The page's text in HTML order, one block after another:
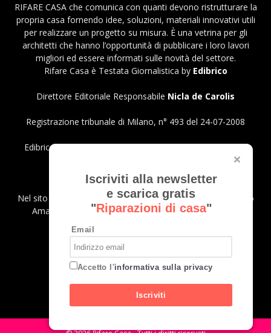
Iscriviti alla newsletter
e scarica gratis
"Riparazioni di casa"
Email
Accetto l'informativa sulla privacy
Iscriviti
RIFARE CASA che comunica con quanti devono ristrutturare la
propria casa fornendo idee, soluzioni, materiali innovativi utili
per realizzare un progetto su misura. È una vetrina per gli
architetti che hanno l’opportunità di pubblicare i loro lavori
migliori ed essere informati sulle novità del settore.
Rifare Casa è Testata Giornalistica by Edibrico
Direttore Editoriale Responsabile Nicla de Carolis
Registrazione tribunale di Milano, n° 493 del 24-07-2008
Edibrico srl - Viale Emilio Caldara, 44 - 20122 Milano P.iva
Privacy Policy
Nel sito sono presenti prodotti Amazon; in qualità di Affiliato
Amazon riceviamo un guadagno dagli acquisti idonei.
SEGUICI